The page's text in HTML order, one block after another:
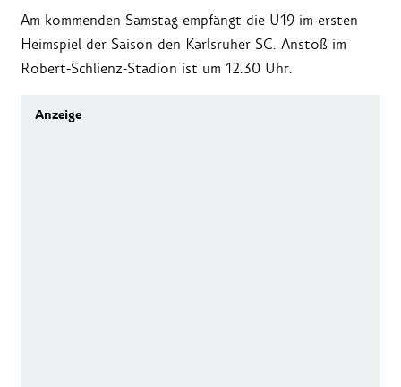
Am kommenden Samstag empfängt die U19 im ersten
Heimspiel der Saison den Karlsruher SC. Anstoß im
Robert-Schlienz-Stadion ist um 12.30 Uhr.